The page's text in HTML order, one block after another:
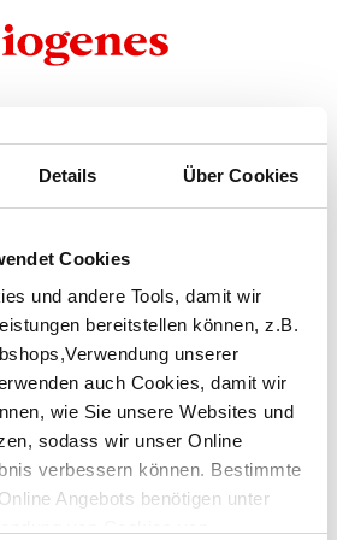
Details Über Cookies
Cookies
und andere Tools, damit wir
bereitstellen können, z.B.
unserer
auch Cookies, damit wir
wie Sie unsere Websites und
sodass wir unser Online
verbessern können. Bestimmte
Angebots benötigen unter
Featured
Georges Simenon
zurück
– 1989), Verfasser von zunächst
Krimis und romans durs (genannt
schrieb rasend schnell, hatte